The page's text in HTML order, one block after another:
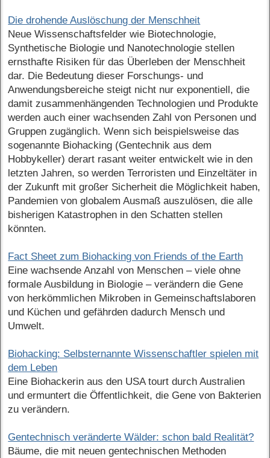
Die drohende Auslöschung der Menschheit
Neue Wissenschaftsfelder wie Biotechnologie,
Synthetische Biologie und Nanotechnologie stellen
ernsthafte Risiken für das Überleben der Menschheit
dar. Die Bedeutung dieser Forschungs- und
Anwendungsbereiche steigt nicht nur exponentiell, die
damit zusammenhängenden Technologien und Produkte
werden auch einer wachsenden Zahl von Personen und
Gruppen zugänglich. Wenn sich beispielsweise das
sogenannte Biohacking (Gentechnik aus dem
Hobbykeller) derart rasant weiter entwickelt wie in den
letzten Jahren, so werden Terroristen und Einzeltäter in
der Zukunft mit großer Sicherheit die Möglichkeit haben,
Pandemien von globalem Ausmaß auszulösen, die alle
bisherigen Katastrophen in den Schatten stellen
könnten.
Fact Sheet zum Biohacking von Friends of the Earth
Eine wachsende Anzahl von Menschen – viele ohne
formale Ausbildung in Biologie – verändern die Gene
von herkömmlichen Mikroben in Gemeinschaftslaboren
und Küchen und gefährden dadurch Mensch und
Umwelt.
Biohacking: Selbsternannte Wissenschaftler spielen mit
dem Leben
Eine Biohackerin aus den USA tourt durch Australien
und ermuntert die Öffentlichkeit, die Gene von Bakterien
zu verändern.
Gentechnisch veränderte Wälder: schon bald Realität?
Bäume, die mit neuen gentechnischen Methoden